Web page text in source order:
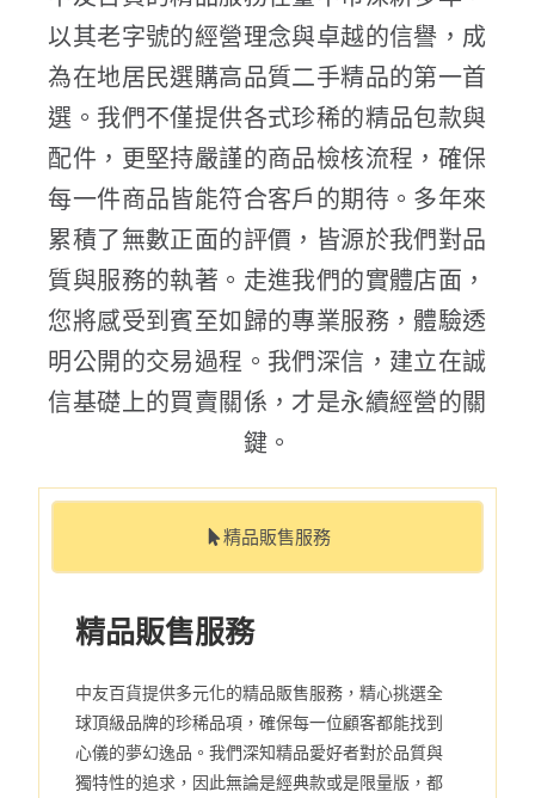
以其老字號的經營理念與卓越的信譽，成
為在地居民選購高品質二手精品的第一首
選。我們不僅提供各式珍稀的精品包款與
配件，更堅持嚴謹的商品檢核流程，確保
每一件商品皆能符合客戶的期待。多年來
累積了無數正面的評價，皆源於我們對品
質與服務的執著。走進我們的實體店面，
您將感受到賓至如歸的專業服務，體驗透
明公開的交易過程。我們深信，建立在誠
信基礎上的買賣關係，才是永續經營的關
鍵。
精品販售服務
精品販售服務
中友百貨提供多元化的精品販售服務，精心挑選全
球頂級品牌的珍稀品項，確保每一位顧客都能找到
心儀的夢幻逸品。我們深知精品愛好者對於品質與
獨特性的追求，因此無論是經典款或是限量版，都